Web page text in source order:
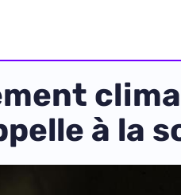
à la